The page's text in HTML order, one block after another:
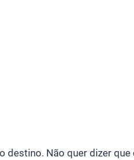
destino. Não quer dizer